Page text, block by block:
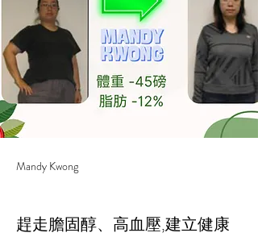
Mandy Kwong
趕走膽固醇、高血壓,建立健康